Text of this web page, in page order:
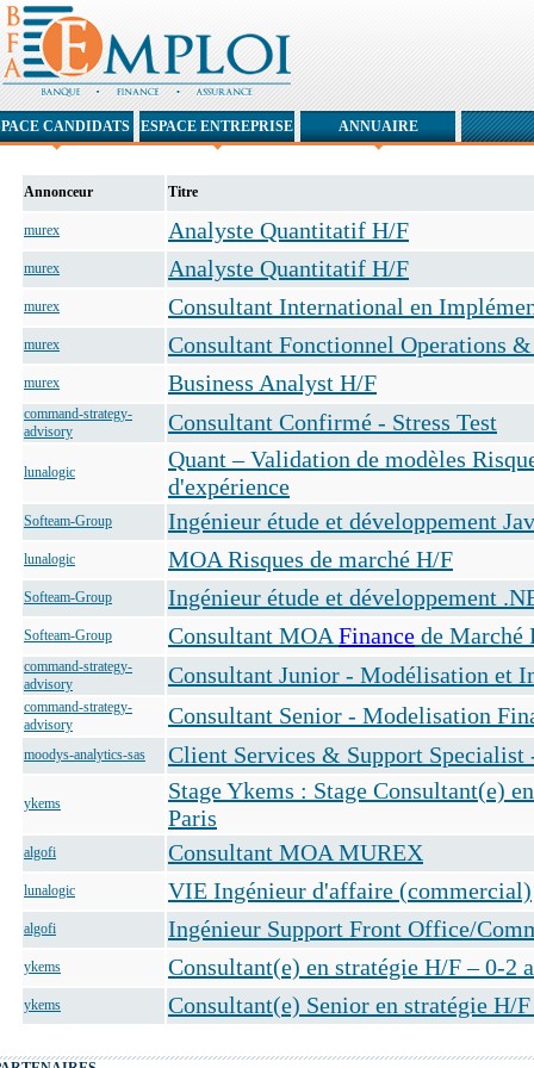
Annonceur Titre
murex Analyste Quantitatif H/F
murex Analyste Quantitatif H/F
murex Consultant International en
murex Consultant Fonctionnel Operations
murex Business Analyst H/F
command-strategy-
advisory
Consultant Confirmé - Stress Test
lunalogic
Quant – Validation de modèles
d'expérience
Softeam-Group Ingénieur étude et développement
lunalogic MOA Risques de marché H/F
Softeam-Group Ingénieur étude et développement
Softeam-Group Consultant MOA Finance de Marché
command-strategy-
advisory
Consultant Junior - Modélisation et
command-strategy-
advisory
Consultant Senior - Modelisation
moodys-analytics-sas Client Services & Support Specialist
ykems
Stage Ykems : Stage Consultant(e)
Paris
algofi Consultant MOA MUREX
lunalogic VIE Ingénieur d'affaire (commercial)
algofi Ingénieur Support Front Office/
ykems Consultant(e) en stratégie H/F – 0-2
ykems Consultant(e) Senior en stratégie H/
CANDIDATS ESPACE ENTREPRISE ANNUAIRE